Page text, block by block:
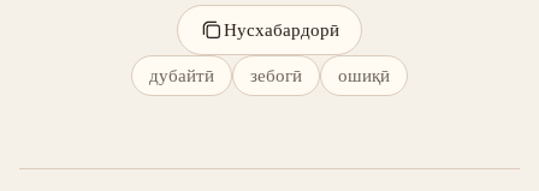
Нусхабардорӣ
дубайтӣ зебогӣ ошиқӣ